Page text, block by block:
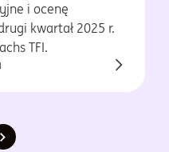
i ocenę
kwartał 2025 r.
TFI.